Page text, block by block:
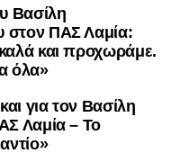
Βασίλη
στον ΠΑΣ Λαμία:
και προχωράμε.
όλα»
για τον Βασίλη
Λαμία – Το